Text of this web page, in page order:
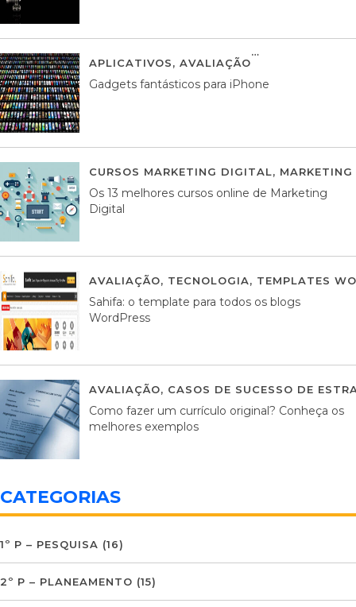
APLICATIVOS, AVALIAÇÃO
Gadgets fantásticos para iPhone
CURSOS MARKETING DIGITAL,
Os 13 melhores cursos online de Marketing
Digital
AVALIAÇÃO, TECNOLOGIA, TEMPLATES
Sahifa: o template para todos os blogs
WordPress
AVALIAÇÃO, CASOS DE SUCESSO DE
Como fazer um currículo original? Conheça os
melhores exemplos
CATEGORIAS
1º P – PESQUISA (16)
2º P – PLANEAMENTO (15)